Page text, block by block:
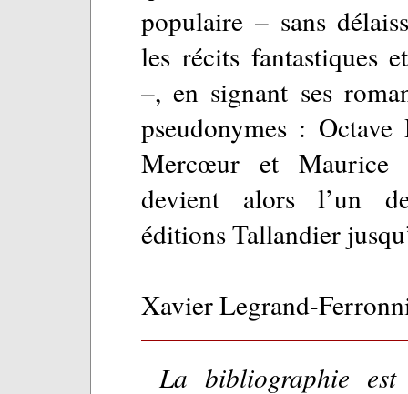
populaire – sans
les récits fantastiques
–, en signant ses
pseudonymes : Octave
Mercœur et
devient alors l’un
éditions Tallandier
Xavier Legrand-
La bibliographie